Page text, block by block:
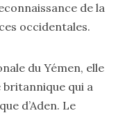
de la
occidentales.
du Yémen, elle
britannique qui a
d’Aden. Le